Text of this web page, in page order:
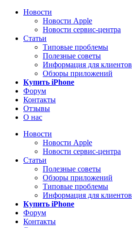
Новости
Новости Apple
Новости сервис-центра
Статьи
Типовые проблемы
Полезные советы
Информация для клиентов
Обзоры приложений
Купить iPhone
Форум
Контакты
Отзывы
О нас
Новости
Новости Apple
Новости сервис-центра
Статьи
Полезные советы
Обзоры приложений
Типовые проблемы
Информация для клиентов
Купить iPhone
Форум
Контакты